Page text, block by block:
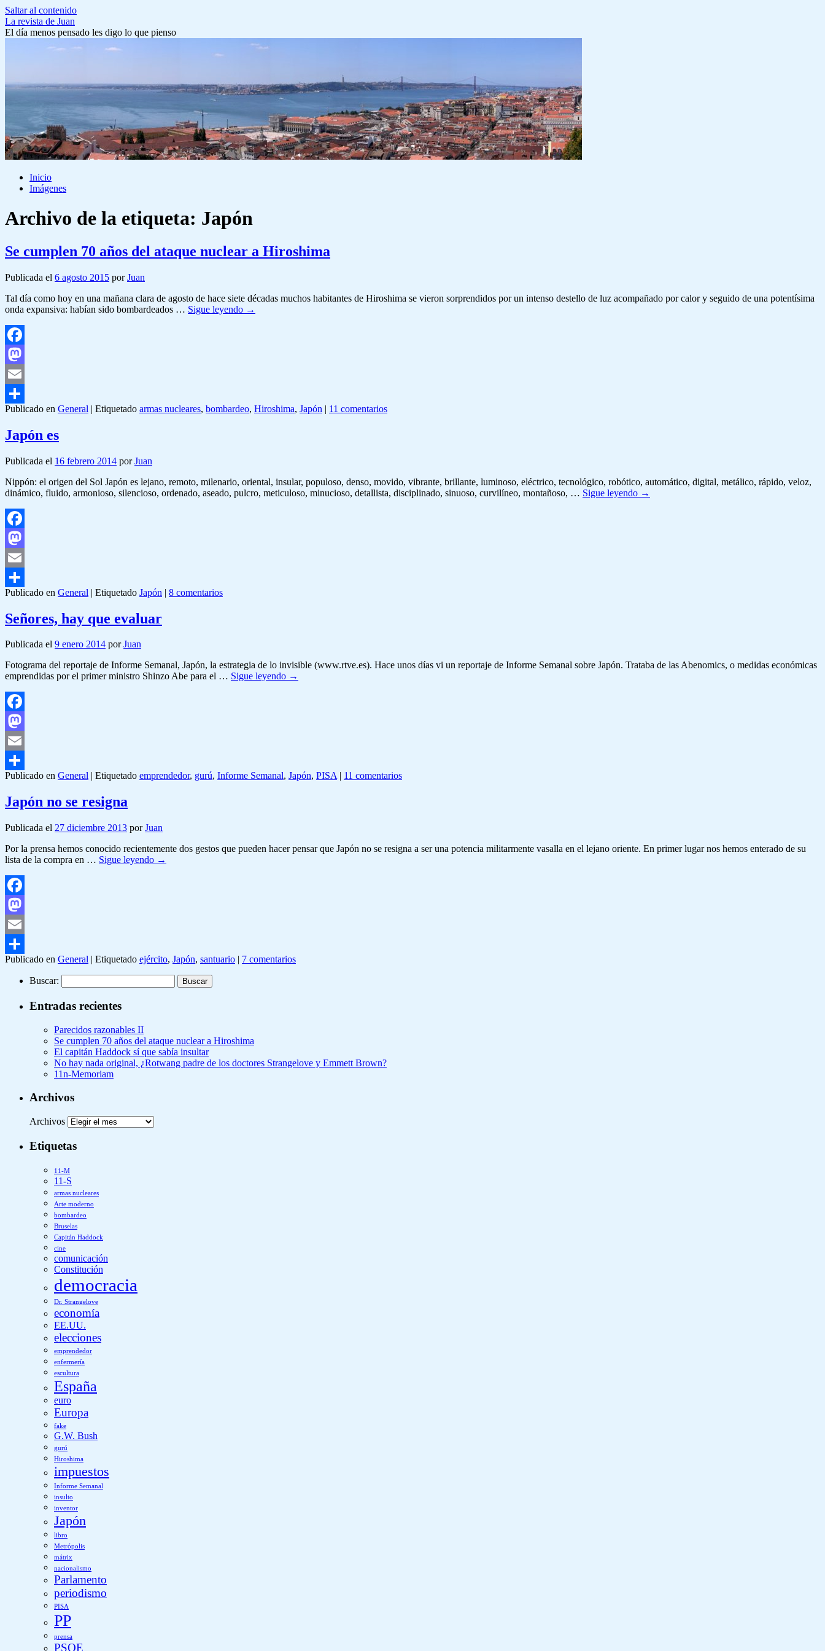
Saltar al contenido
La revista de Juan
El día menos pensado les digo lo que pienso
Inicio
Imágenes
Archivo de la etiqueta: Japón
Se cumplen 70 años del ataque nuclear a Hiroshima
Publicada el 6 agosto 2015 por Juan
Tal día como hoy en una mañana clara de agosto de hace siete décadas muchos habitantes de Hiroshima se vieron sorprendidos por un intenso destello de luz acompañado por calor y seguido de una potentísima
onda expansiva: habían sido bombardeados … Sigue leyendo →
Facebook
Mastodon
Email
Compartir
Publicado en General | Etiquetado armas nucleares, bombardeo, Hiroshima, Japón | 11 comentarios
Japón es
Publicada el 16 febrero 2014 por Juan
Nippón: el origen del Sol Japón es lejano, remoto, milenario, oriental, insular, populoso, denso, movido, vibrante, brillante, luminoso, eléctrico, tecnológico, robótico, automático, digital, metálico, rápido, veloz,
dinámico, fluido, armonioso, silencioso, ordenado, aseado, pulcro, meticuloso, minucioso, detallista, disciplinado, sinuoso, curvilíneo, montañoso, … Sigue leyendo →
Facebook
Mastodon
Email
Compartir
Publicado en General | Etiquetado Japón | 8 comentarios
Señores, hay que evaluar
Publicada el 9 enero 2014 por Juan
Fotograma del reportaje de Informe Semanal, Japón, la estrategia de lo invisible (www.rtve.es). Hace unos días vi un reportaje de Informe Semanal sobre Japón. Trataba de las Abenomics, o medidas económicas
emprendidas por el primer ministro Shinzo Abe para el … Sigue leyendo →
Facebook
Mastodon
Email
Compartir
Publicado en General | Etiquetado emprendedor, gurú, Informe Semanal, Japón, PISA | 11 comentarios
Japón no se resigna
Publicada el 27 diciembre 2013 por Juan
Por la prensa hemos conocido recientemente dos gestos que pueden hacer pensar que Japón no se resigna a ser una potencia militarmente vasalla en el lejano oriente. En primer lugar nos hemos enterado de su
lista de la compra en … Sigue leyendo →
Facebook
Mastodon
Email
Compartir
Publicado en General | Etiquetado ejército, Japón, santuario | 7 comentarios
Buscar:
Entradas recientes
Parecidos razonables II
Se cumplen 70 años del ataque nuclear a Hiroshima
El capitán Haddock sí que sabía insultar
No hay nada original, ¿Rotwang padre de los doctores Strangelove y Emmett Brown?
11n-Memoriam
Archivos
Archivos
Etiquetas
11-M
11-S
armas nucleares
Arte moderno
bombardeo
Bruselas
Capitán Haddock
cine
comunicación
Constitución
democracia
Dr. Strangelove
economía
EE.UU.
elecciones
emprendedor
enfermería
escultura
España
euro
Europa
fake
G.W. Bush
gurú
Hiroshima
impuestos
Informe Semanal
insulto
inventor
Japón
libro
Metrópolis
mátrix
nacionalismo
Parlamento
periodismo
PISA
PP
prensa
PSOE